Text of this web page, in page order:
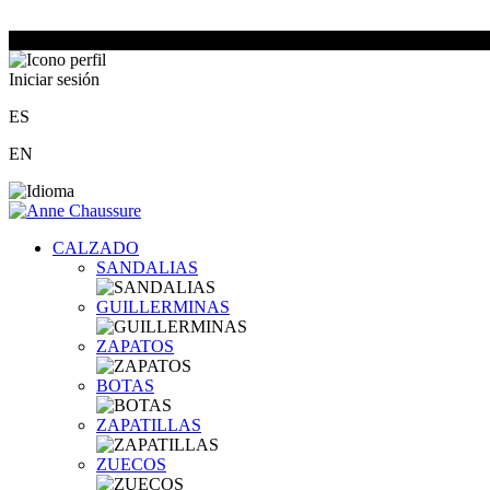
Iniciar sesión
ES
EN
CALZADO
SANDALIAS
GUILLERMINAS
ZAPATOS
BOTAS
ZAPATILLAS
ZUECOS